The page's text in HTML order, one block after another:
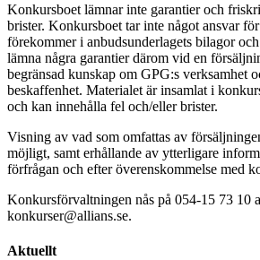
Konkursboet lämnar inte garantier och
brister. Konkursboet tar inte något ansvar
förekommer i anbudsunderlagets bilagor
lämna några garantier därom vid en
begränsad kunskap om GPG:s verksamhet
beskaffenhet. Materialet är insamlat i
och kan innehålla fel och/eller brister.
Visning av vad som omfattas av
möjligt, samt erhållande av ytterligare
förfrågan och efter överenskommelse med
Konkursförvaltningen nås på 054-15 73 10
konkurser@allians.se.
Aktuellt